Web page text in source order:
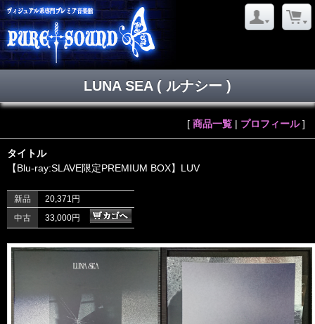
LUNA SEA ( ルナシー )
[ 商品一覧 | プロフィール]
タイトル
【Blu-ray:SLAVE限定PREMIUM BOX】LUV
新品
20,371円
中古
33,000円